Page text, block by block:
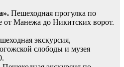
Пешеходная прогулка по
Манежа до Никитских ворот.
экскурсия,
слободы и музея